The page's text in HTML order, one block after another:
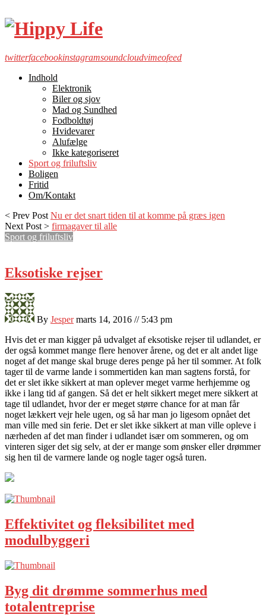
twitterfacebookinstagramsoundcloudvimeofeed
Indhold
Elektronik
Biler og sjov
Mad og Sundhed
Fodboldtøj
Hvidevarer
Alufælge
Ikke kategoriseret
Sport og friluftsliv
Boligen
Fritid
Om/Kontakt
< Prev Post Nu er det snart tiden til at komme på græs igen
Next Post > firmagaver til alle
Sport og friluftsliv
Eksotiske rejser
By Jesper marts 14, 2016 // 5:43 pm
Hvis det er man kigger på udvalget af eksotiske rejser til udlandet, er
der også kommet mange flere henover årene, og det er alt andet lige
noget af det mange skal bruge deres penge på her til sommer. At folk
tager til de varme lande i sommertiden kan man sagtens forstå, for
det er slet ikke sikkert at man oplever meget varme herhjemme og
ikke i lang tid af gangen. Så det er helt sikkert meget mere sikkert at
tage til udlandet, hvor der er meget større chance for at man får
noget lækkert vejr hele ugen, og så har man jo ligesom opnået det
man ville med sin ferie. Det er slet ikke sikkert at man ville opleve i
nærheden af det man finder i udlandet især om sommeren, og om
vinteren siger det sig selv, at der er mange som ønsker eller drømmer
sig hen til de varmere lande og nogle tager også turen.
Effektivitet og fleksibilitet med
modulbyggeri
Byg dit drømme sommerhus med
totalentreprise